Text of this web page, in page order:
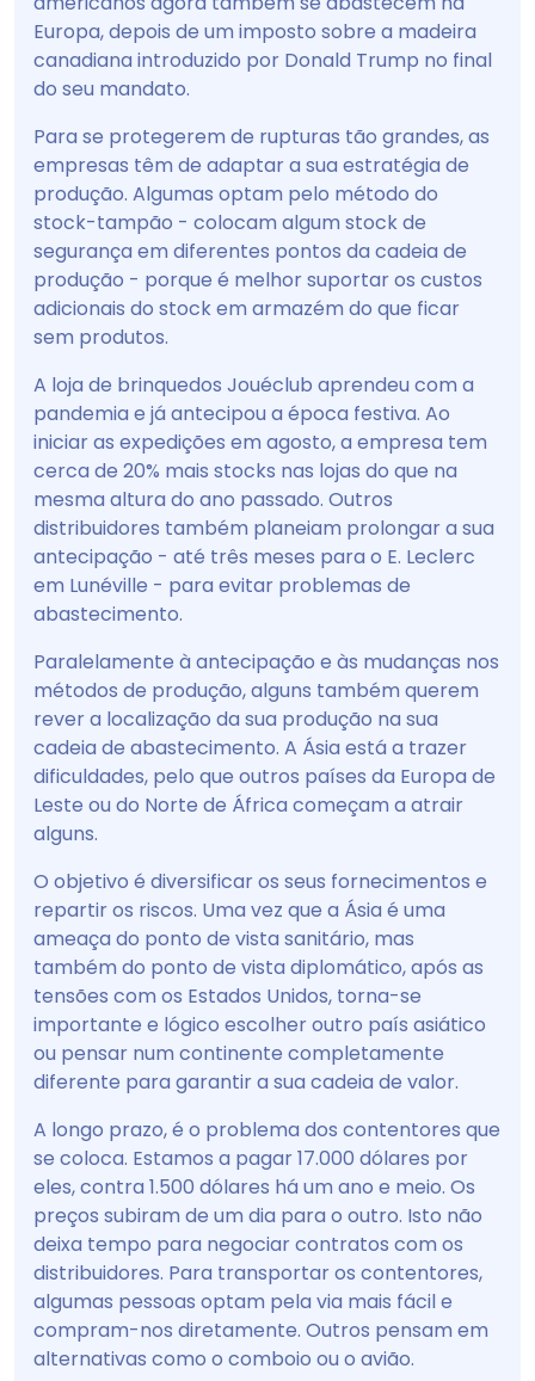
Europa, depois de um imposto sobre a madeira
canadiana introduzido por Donald Trump no final
do seu mandato.
Para se protegerem de rupturas tão grandes, as
empresas têm de adaptar a sua estratégia de
produção. Algumas optam pelo método do
stock-tampão - colocam algum stock de
segurança em diferentes pontos da cadeia de
produção - porque é melhor suportar os custos
adicionais do stock em armazém do que ficar
sem produtos.
A loja de brinquedos Jouéclub aprendeu com a
pandemia e já antecipou a época festiva. Ao
iniciar as expedições em agosto, a empresa tem
cerca de 20% mais stocks nas lojas do que na
mesma altura do ano passado. Outros
distribuidores também planeiam prolongar a sua
antecipação - até três meses para o E. Leclerc
em Lunéville - para evitar problemas de
abastecimento.
Paralelamente à antecipação e às mudanças nos
métodos de produção, alguns também querem
rever a localização da sua produção na sua
cadeia de abastecimento. A Ásia está a trazer
dificuldades, pelo que outros países da Europa de
Leste ou do Norte de África começam a atrair
alguns.
O objetivo é diversificar os seus fornecimentos e
repartir os riscos. Uma vez que a Ásia é uma
ameaça do ponto de vista sanitário, mas
também do ponto de vista diplomático, após as
tensões com os Estados Unidos, torna-se
importante e lógico escolher outro país asiático
ou pensar num continente completamente
diferente para garantir a sua cadeia de valor.
A longo prazo, é o problema dos contentores que
se coloca. Estamos a pagar 17.000 dólares por
eles, contra 1.500 dólares há um ano e meio. Os
preços subiram de um dia para o outro. Isto não
deixa tempo para negociar contratos com os
distribuidores. Para transportar os contentores,
algumas pessoas optam pela via mais fácil e
compram-nos diretamente. Outros pensam em
alternativas como o comboio ou o avião.